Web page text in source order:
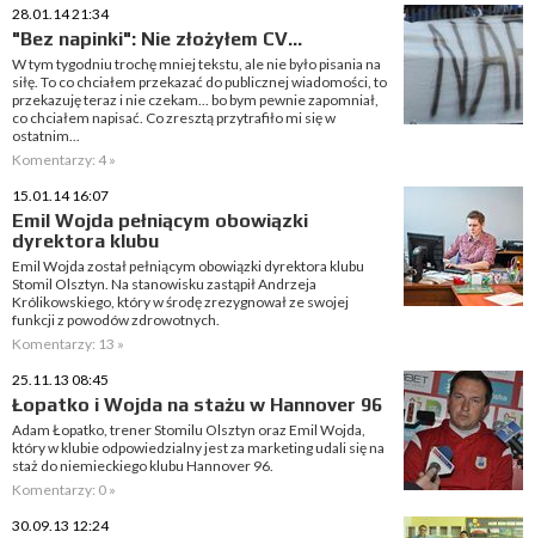
28.01.14 21:34
"Bez napinki": Nie złożyłem CV...
W tym tygodniu trochę mniej tekstu, ale nie było pisania na
siłę. To co chciałem przekazać do publicznej wiadomości, to
przekazuję teraz i nie czekam... bo bym pewnie zapomniał,
co chciałem napisać. Co zresztą przytrafiło mi się w
ostatnim...
Komentarzy: 4 »
15.01.14 16:07
Emil Wojda pełniącym obowiązki
dyrektora klubu
Emil Wojda został pełniącym obowiązki dyrektora klubu
Stomil Olsztyn. Na stanowisku zastąpił Andrzeja
Królikowskiego, który w środę zrezygnował ze swojej
funkcji z powodów zdrowotnych.
Komentarzy: 13 »
25.11.13 08:45
Łopatko i Wojda na stażu w Hannover 96
Adam Łopatko, trener Stomilu Olsztyn oraz Emil Wojda,
który w klubie odpowiedzialny jest za marketing udali się na
staż do niemieckiego klubu Hannover 96.
Komentarzy: 0 »
30.09.13 12:24